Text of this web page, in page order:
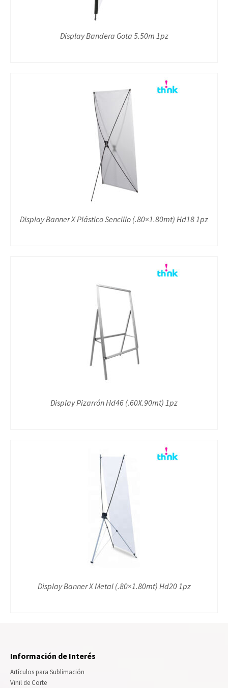
Display Bandera Gota 5.50m 1pz
Display Banner X Plástico Sencillo (.80×1.80mt) Hd18 1pz
Display Pizarrón Hd46 (.60X.90mt) 1pz
Display Banner X Metal (.80×1.80mt) Hd20 1pz
Información de Interés
Artículos para Sublimación
Vinil de Corte